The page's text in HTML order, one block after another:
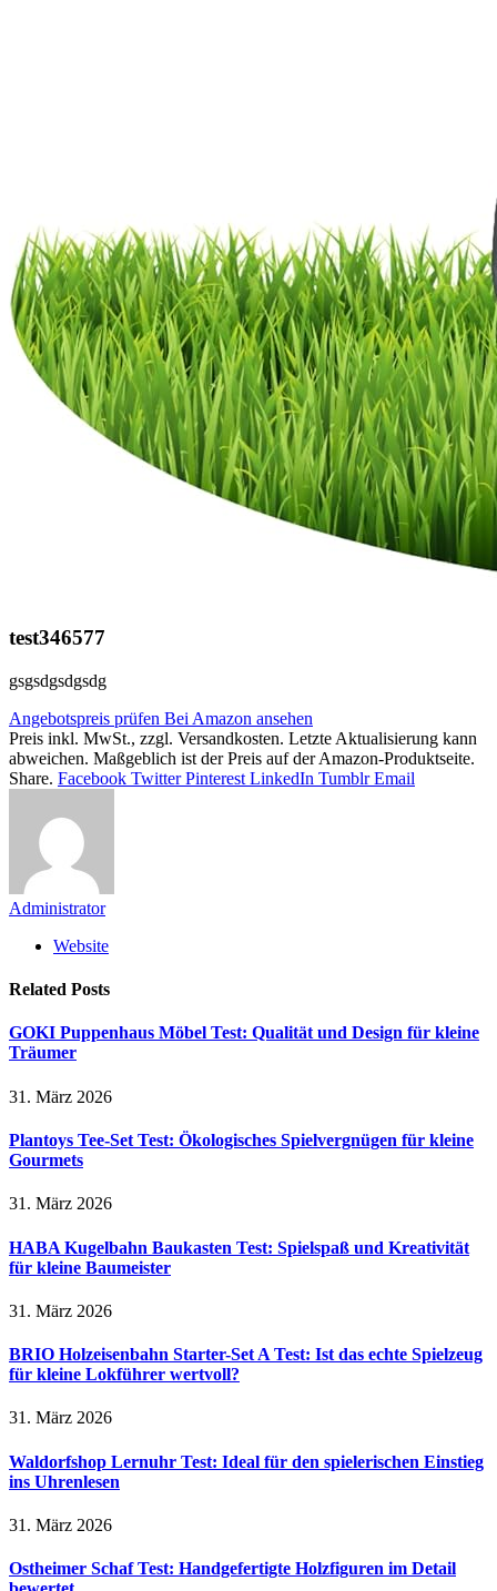
test346577
gsgsdgsdgsdg
Angebotspreis prüfen Bei Amazon ansehen
Preis inkl. MwSt., zzgl. Versandkosten. Letzte Aktualisierung kann
abweichen. Maßgeblich ist der Preis auf der Amazon-Produktseite.
Share. Facebook Twitter Pinterest LinkedIn Tumblr Email
Administrator
Website
Related Posts
GOKI Puppenhaus Möbel Test: Qualität und Design für kleine
Träumer
31. März 2026
Plantoys Tee-Set Test: Ökologisches Spielvergnügen für kleine
Gourmets
31. März 2026
HABA Kugelbahn Baukasten Test: Spielspaß und Kreativität
für kleine Baumeister
31. März 2026
BRIO Holzeisenbahn Starter-Set A Test: Ist das echte Spielzeug
für kleine Lokführer wertvoll?
31. März 2026
Waldorfshop Lernuhr Test: Ideal für den spielerischen Einstieg
ins Uhrenlesen
31. März 2026
Ostheimer Schaf Test: Handgefertigte Holzfiguren im Detail